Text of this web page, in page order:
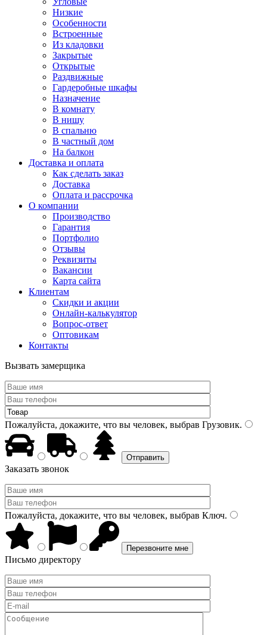
Низкие
Особенности
Встроенные
Из кладовки
Закрытые
Открытые
Раздвижные
Гардеробные шкафы
Назначение
В комнату
В нишу
В спальню
В частный дом
На балкон
Доставка и оплата
Как сделать заказ
Доставка
Оплата и рассрочка
О компании
Производство
Гарантия
Портфолио
Отзывы
Реквизиты
Вакансии
Карта сайта
Клиентам
Скидки и акции
Онлайн-калькулятор
Вопрос-ответ
Оптовикам
Контакты
Вызвать замерщика
Пожалуйста, докажите, что вы человек, выбрав Грузовик.
Заказать звонок
Пожалуйста, докажите, что вы человек, выбрав Ключ.
Письмо директору